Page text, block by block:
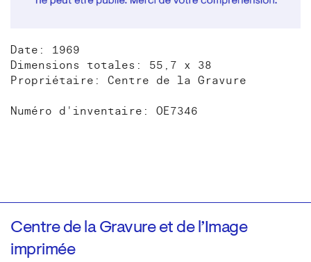
Date: 1969
Dimensions totales: 55,7 x 38
Propriétaire: Centre de la Gravure
Numéro d'inventaire: OE7346
Centre de la Gravure et de l’Image
imprimée